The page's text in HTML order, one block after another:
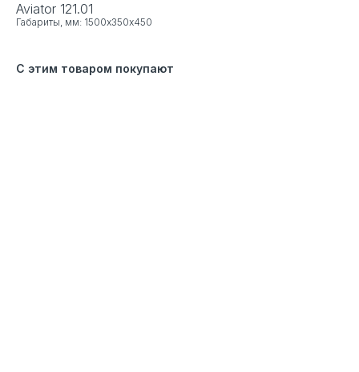
Aviator 121.01
Габариты, мм: 1500х350х450
С этим товаром покупают